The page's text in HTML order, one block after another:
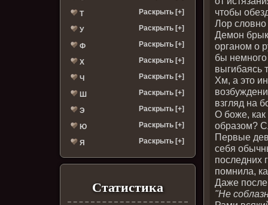
Т Раскрыть [+]
У Раскрыть [+]
Ф Раскрыть [+]
Х Раскрыть [+]
Ч Раскрыть [+]
Ш Раскрыть [+]
Э Раскрыть [+]
Ю Раскрыть [+]
Я Раскрыть [+]
Статистика
чтобы
Лор словно
Демон
органом о
бы немного
выгибаясь
Хм, а это
взгляд на
О боже,
образом?
Первые
себя
последних
помнила,
Даже после
"Не